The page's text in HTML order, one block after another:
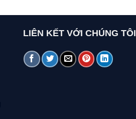
LIÊN KẾT VỚI CHÚNG TÔI